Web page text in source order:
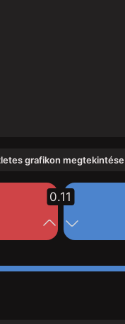
grafikon megtekintése
0.11